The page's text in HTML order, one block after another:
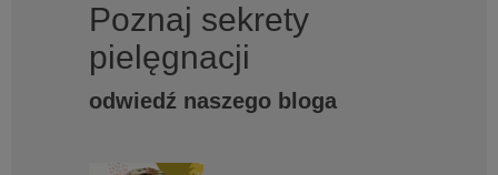
Poznaj sekrety
pielęgnacji
odwiedź naszego bloga